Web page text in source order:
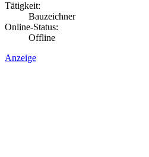
Tätigkeit:
Bauzeichner
Online-Status:
Offline
Anzeige